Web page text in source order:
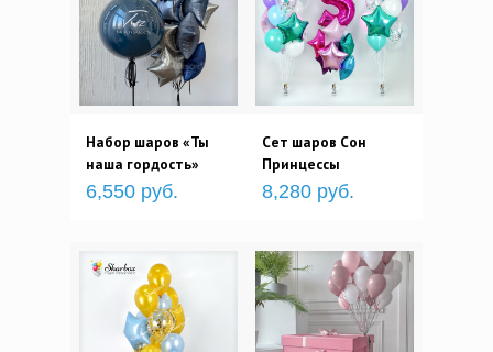
Набор шаров «Ты
наша гордость»
6,550 руб.
Сет шаров Сон
Принцессы
8,280 руб.